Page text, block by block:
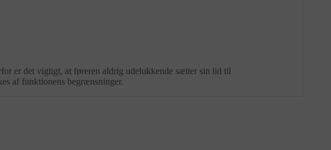
er det vigtigt, at føreren aldrig udelukkende sætter sin lid til
af funktionens begrænsninger.